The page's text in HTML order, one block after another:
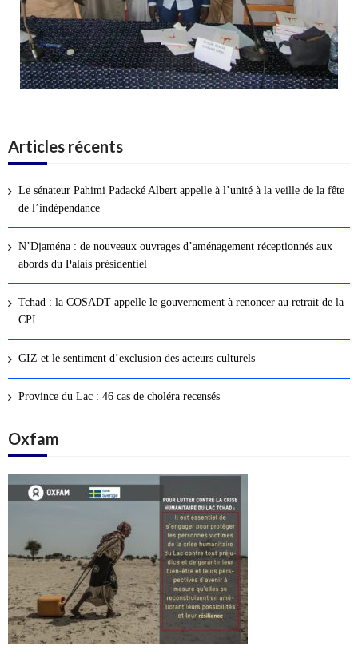
Articles récents
Le sénateur Pahimi Padacké Albert appelle à l’unité à la veille de la fête
de l’indépendance
N’Djaména : de nouveaux ouvrages d’aménagement réceptionnés aux
abords du Palais présidentiel
Tchad : la COSADT appelle le gouvernement à renoncer au retrait de la
CPI
GIZ et le sentiment d’exclusion des acteurs culturels
Province du Lac : 46 cas de choléra recensés
Oxfam